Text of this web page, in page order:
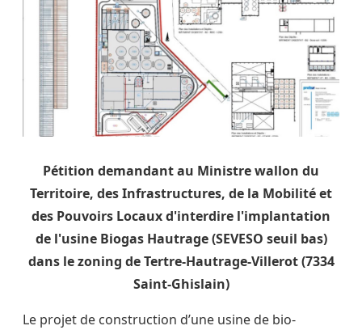
Pétition demandant au Ministre wallon du
Territoire, des Infrastructures, de la Mobilité et
des Pouvoirs Locaux d'interdire l'implantation
de l'usine Biogas Hautrage (SEVESO seuil bas)
dans le zoning de Tertre-Hautrage-Villerot (7334
Saint-Ghislain)
Le projet de construction d’une usine de bio-